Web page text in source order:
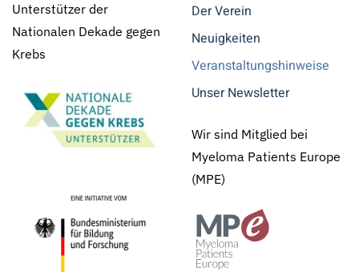
Unterstützer der
Nationalen Dekade gegen
Krebs
Der Verein
Neuigkeiten
Veranstaltungshinweise
Unser Newsletter
Wir sind Mitglied bei
Myeloma Patients Europe
(MPE)